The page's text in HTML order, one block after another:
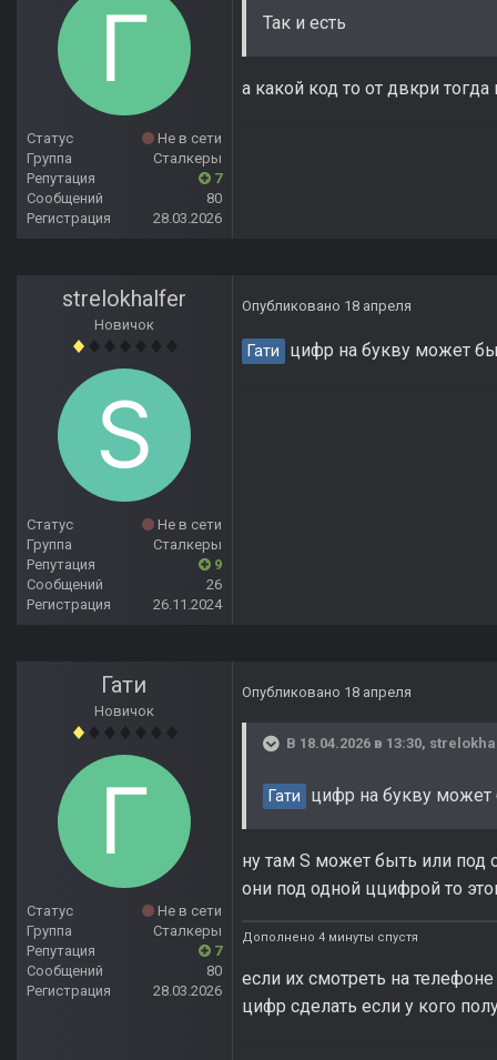
Статус
Не в сети
Группа
Сталкеры
Репутация
7
Сообщений
80
Регистрация
28.03.2026
Так и есть
а какой код то от двкри
strelokhalfer
Новичок
Статус
Не в сети
Группа
Сталкеры
Репутация
9
Сообщений
26
Регистрация
26.11.2024
Опубликовано 18 апреля
Гати цифр на букву может
Гати
Новичок
Статус
Не в сети
Группа
Сталкеры
Репутация
7
Сообщений
80
Регистрация
28.03.2026
Опубликовано 18 апреля
В 18.04.2026 в 13:30,
Гати цифр на букву может
ну там S может быть или под
они под одной ццифрой то
Дополнено 4 минуты спустя
если их смотреть на
цифр сделать если у кого